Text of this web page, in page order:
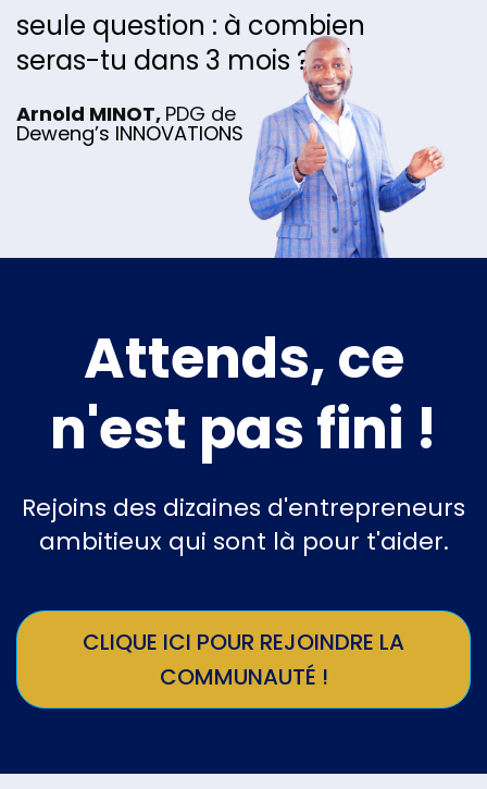
seule question : à combien
seras-tu dans 3 mois ? 👀"
Arnold MINOT, PDG de
Deweng’s INNOVATIONS
Attends, ce
n'est pas fini !
Rejoins des dizaines d'entrepreneurs
ambitieux qui sont là pour t'aider.
CLIQUE ICI POUR REJOINDRE LA
COMMUNAUTÉ !